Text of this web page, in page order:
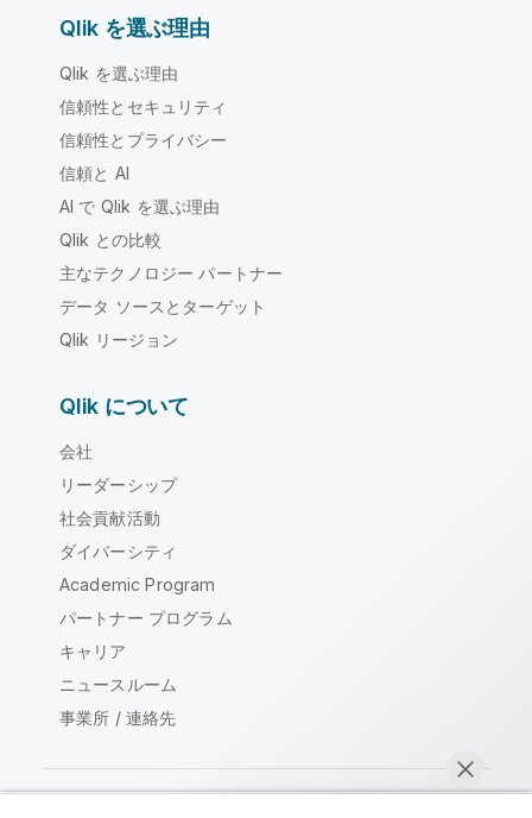
Qlik を選ぶ理由
Qlik を選ぶ理由
信頼性とセキュリティ
信頼性とプライバシー
信頼と AI
AI で Qlik を選ぶ理由
Qlik との比較
主なテクノロジー パートナー
データ ソースとターゲット
Qlik リージョン
Qlik について
会社
リーダーシップ
社会貢献活動
ダイバーシティ
Academic Program
パートナー プログラム
キャリア
ニュースルーム
事業所 / 連絡先